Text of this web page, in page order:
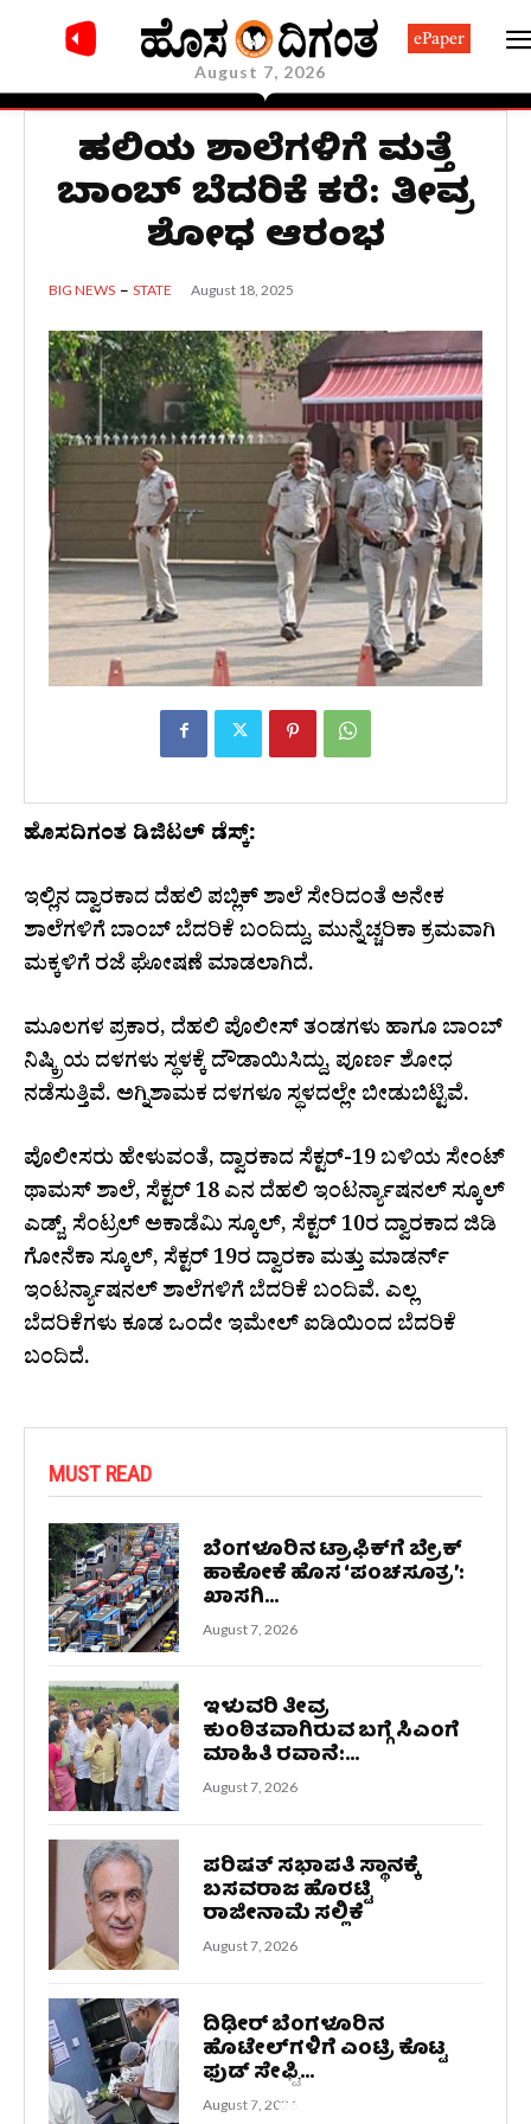
August 7, 2026
ePaper
ದೆಹಲಿಯ ಶಾಲೆಗಳಿಗೆ ಮತ್ತೆ
ಬಾಂಬ್‌ ಬೆದರಿಕೆ ಕರೆ: ತೀವ್ರ
ಶೋಧ ಆರಂಭ
BIG NEWS STATE August 18, 2025
ಹೊಸದಿಗಂತ ಡಿಜಿಟಲ್‌ ಡೆಸ್ಕ್‌:
ಇಲ್ಲಿನ ದ್ವಾರಕಾದ ದೆಹಲಿ ಪಬ್ಲಿಕ್‌ ಶಾಲೆ ಸೇರಿದಂತೆ ಅನೇಕ
ಶಾಲೆಗಳಿಗೆ ಬಾಂಬ್‌ ಬೆದರಿಕೆ ಬಂದಿದ್ದು, ಮುನ್ನೆಚ್ಚರಿಕಾ ಕ್ರಮವಾಗಿ
ಮಕ್ಕಳಿಗೆ ರಜೆ ಘೋಷಣೆ ಮಾಡಲಾಗಿದೆ.
ಮೂಲಗಳ ಪ್ರಕಾರ, ದೆಹಲಿ ಪೊಲೀಸ್‌ ತಂಡಗಳು ಹಾಗೂ ಬಾಂಬ್‌
ನಿಷ್ಕ್ರಿಯ ದಳಗಳು ಸ್ಥಳಕ್ಕೆ ದೌಡಾಯಿಸಿದ್ದು, ಪೂರ್ಣ ಶೋಧ
ನಡೆಸುತ್ತಿವೆ. ಅಗ್ನಿಶಾಮಕ ದಳಗಳೂ ಸ್ಥಳದಲ್ಲೇ ಬೀಡುಬಿಟ್ಟಿವೆ.
ಪೊಲೀಸರು ಹೇಳುವಂತೆ, ದ್ವಾರಕಾದ ಸೆಕ್ಟರ್-19 ಬಳಿಯ ಸೇಂಟ್
ಥಾಮಸ್ ಶಾಲೆ, ಸೆಕ್ಟರ್ 18 ಎನ ದೆಹಲಿ ಇಂಟರ್ನ್ಯಾಷನಲ್ ಸ್ಕೂಲ್
ಎಡ್ಜ್, ಸೆಂಟ್ರಲ್ ಅಕಾಡೆಮಿ ಸ್ಕೂಲ್, ಸೆಕ್ಟರ್ 10ರ ದ್ವಾರಕಾದ ಜಿಡಿ
ಗೋನೆಕಾ ಸ್ಕೂಲ್, ಸೆಕ್ಟರ್ 19ರ ದ್ವಾರಕಾ ಮತ್ತು ಮಾಡರ್ನ್
ಇಂಟರ್ನ್ಯಾಷನಲ್ ಶಾಲೆಗಳಿಗೆ ಬೆದರಿಕೆ ಬಂದಿವೆ. ಎಲ್ಲ
ಬೆದರಿಕೆಗಳು ಕೂಡ ಒಂದೇ ಇಮೇಲ್‌ ಐಡಿಯಿಂದ ಬೆದರಿಕೆ
ಬಂದಿದೆ.
MUST READ
ಬೆಂಗಳೂರಿನ ಟ್ರಾಫಿಕ್‌ಗೆ ಬ್ರೇಕ್
ಹಾಕೋಕೆ ಹೊಸ ‘ಪಂಚಸೂತ್ರ’:
ಖಾಸಗಿ...
August 7, 2026
ಇಳುವರಿ ತೀವ್ರ
ಕುಂಠಿತವಾಗಿರುವ ಬಗ್ಗೆ ಸಿಎಂಗೆ
ಮಾಹಿತಿ ರವಾನೆ:...
August 7, 2026
ಪರಿಷತ್ ಸಭಾಪತಿ ಸ್ಥಾನಕ್ಕೆ
ಬಸವರಾಜ ಹೊರಟ್ಟಿ
ರಾಜೀನಾಮೆ ಸಲ್ಲಿಕೆ
August 7, 2026
ದಿಢೀರ್‌ ಬೆಂಗಳೂರಿನ
ಹೊಟೇಲ್‌ಗಳಿಗೆ ಎಂಟ್ರಿ ಕೊಟ್ಟ
ಫುಡ್‌ ಸೇಫ್ಟಿ...
August 7, 2026